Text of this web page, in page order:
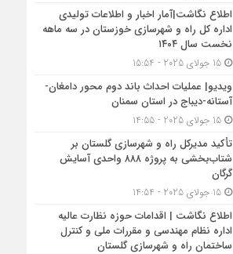
اطلاع نگاشت|آمار اخبار و اطلاعات تولیدی
اداره کل راه و شهرسازی خوزستان در سه ماهه
نخست سال ۱۴۰۴
15 جولای 2025 - 15:54
ویدیو| عملیات احداث باند دوم محور دامغان-
آستانه-دیباج در استان سمنان
15 جولای 2025 - 14:55
تأکید مدیرکل راه و شهرسازی گلستان بر
شتاب‌بخشی به پروژه ۸۸۸ واحدی آسایش
گرگان
15 جولای 2025 - 14:54
اطلاع نگاشت | اقدامات حوزه نظارت عالیه
اداره نظام مهندسی و مقررات ملی و کنترل
ساختمان راه و شهرسازی گلستان